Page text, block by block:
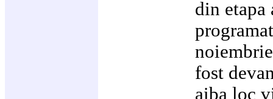
din
fost
aiba loc